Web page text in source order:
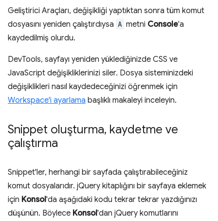
Geliştirici Araçları, değişikliği yaptıktan sonra tüm komut
dosyasını yeniden çalıştırdıysa A metni Console'a
kaydedilmiş olurdu.
DevTools, sayfayı yeniden yüklediğinizde CSS ve
JavaScript değişikliklerinizi siler. Dosya sisteminizdeki
değişiklikleri nasıl kaydedeceğinizi öğrenmek için
Workspace'i ayarlama başlıklı makaleyi inceleyin.
Snippet oluşturma, kaydetme ve
çalıştırma
Snippet'ler, herhangi bir sayfada çalıştırabileceğiniz
komut dosyalarıdır. jQuery kitaplığını bir sayfaya eklemek
için Konsol'da aşağıdaki kodu tekrar tekrar yazdığınızı
düşünün. Böylece Konsol'dan jQuery komutlarını